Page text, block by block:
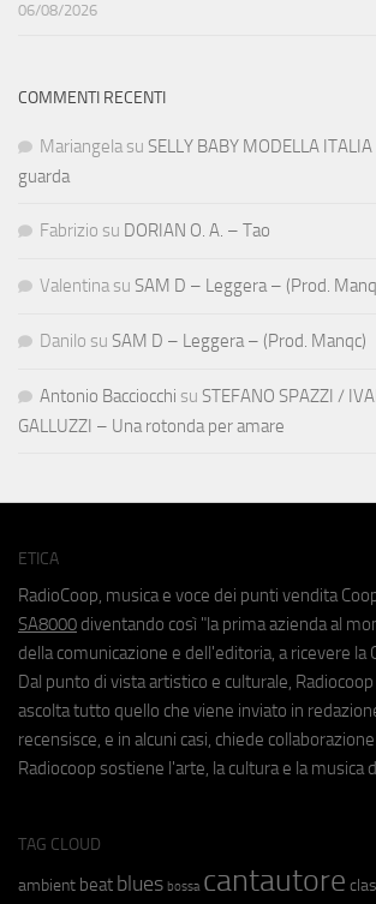
06/08/2026
COMMENTI RECENTI
Mariangela su SELLY BABY MODELLA
guarda
Fabrizio su DORIAN O. A. – Tao
Valentina su SAM D – Leggera – (Prod.
Danilo su SAM D – Leggera – (Prod. Manqc)
Antonio Bacciocchi su STEFANO SPAZZI /
GALLUZZI – Una rotonda per amare
ETICA
RadioCoop, musica e voce dei punti vendita
SA8000 diventando così "la prima azienda al
della comunicazione e dell'editoria, a ricevere la
Dal punto di vista artistico e culturale,
ascolta tutto quello che viene inviato in
recensisce, e in alcuni casi, chiede
Radiocoop sostiene l'arte, la cultura e la musica
TAG CLOUD
ambient beat blues bossa cantautore